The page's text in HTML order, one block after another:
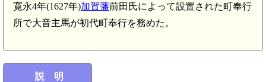
寛永4年(1627年)加賀藩前田氏によって設置された町奉行
所で大音主馬が初代町奉行を務めた。
説 明